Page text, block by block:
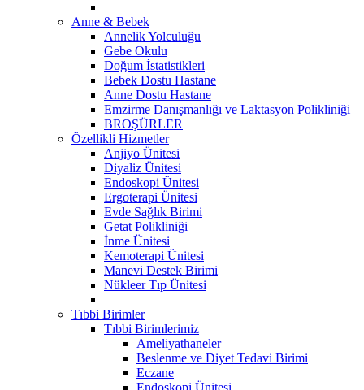
Anne & Bebek
Annelik Yolculuğu
Gebe Okulu
Doğum İstatistikleri
Bebek Dostu Hastane
Anne Dostu Hastane
Emzirme Danışmanlığı ve Laktasyon Polikliniği
BROŞÜRLER
Özellikli Hizmetler
Anjiyo Ünitesi
Diyaliz Ünitesi
Endoskopi Ünitesi
Ergoterapi Ünitesi
Evde Sağlık Birimi
Getat Polikliniği
İnme Ünitesi
Kemoterapi Ünitesi
Manevi Destek Birimi
Nükleer Tıp Ünitesi
Tıbbi Birimler
Tıbbi Birimlerimiz
Ameliyathaneler
Beslenme ve Diyet Tedavi Birimi
Eczane
Endoskopi Ünitesi